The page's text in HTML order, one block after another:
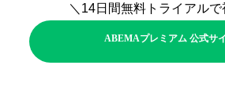
＼14日間無料トライアルで
ABEMAプレミアム 公式サ